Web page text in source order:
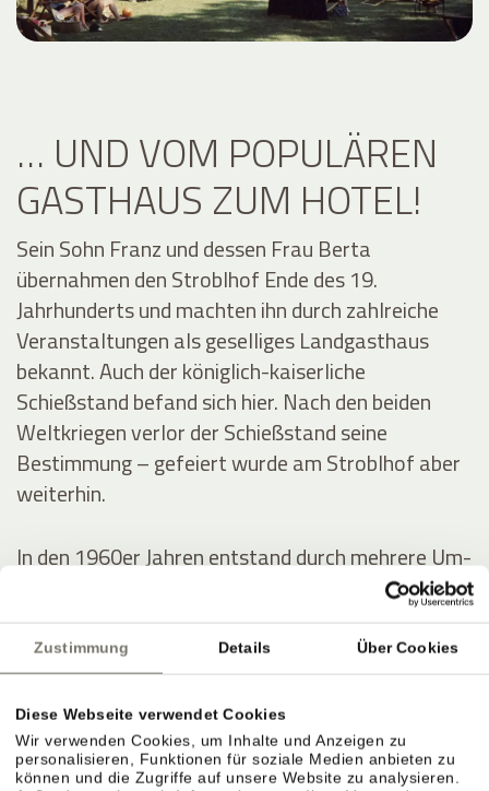
Zustimmung Details Über Cookies
Diese Webseite verwendet Cookies
Wir verwenden Cookies, um Inhalte und Anzeigen zu
personalisieren, Funktionen für soziale Medien anbieten zu
können und die Zugriffe auf unsere Website zu analysieren.
… UND VOM POPULÄREN
GASTHAUS ZUM HOTEL!
Sein Sohn Franz und dessen Frau Berta
übernahmen den Stroblhof Ende des 19.
Jahrhunderts und machten ihn durch zahlreiche
Veranstaltungen als geselliges Landgasthaus
bekannt. Auch der königlich-kaiserliche
Schießstand befand sich hier. Nach den beiden
Weltkriegen verlor der Schießstand seine
Bestimmung – gefeiert wurde am Stroblhof aber
weiterhin.
In den 1960er Jahren entstand durch mehrere Um-
und Zubauten das erste Hotel mit Freibad im
Überetsch. Der junge Erbe Josef Hanni-Ausserer
baute 1972 das erste Hallenbad der Region,
errichtete zwei Tennisplätze und intensivierte die
Weinproduktion.